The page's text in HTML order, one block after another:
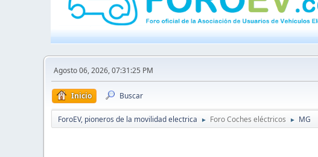
Agosto 06, 2026, 07:31:25 PM
Inicio Buscar
ForoEV, pioneros de la movilidad electrica ► Foro Coches eléctricos ► MG